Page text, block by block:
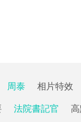
周泰 相片特效
法院書記官